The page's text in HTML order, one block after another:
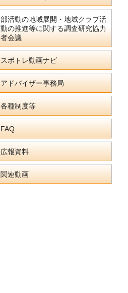
部活動の地域展開・地域クラブ活
動の推進等に関する調査研究協力
者会議
スポトレ動画ナビ
アドバイザー事務局
各種制度等
FAQ
広報資料
関連動画